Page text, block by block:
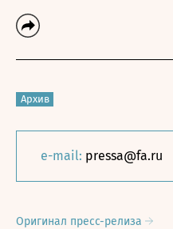
Архив
e-mail: pressa@fa.ru
Оригинал пресс-релиза